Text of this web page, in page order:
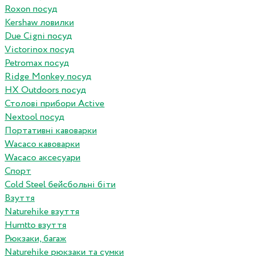
Roxon посуд
Kershaw ловилки
Due Cigni посуд
Victorinox посуд
Petromax посуд
Ridge Monkey посуд
HX Outdoors посуд
Столові прибори Active
Nextool посуд
Портативні кавоварки
Wacaco кавоварки
Wacaco аксесуари
Спорт
Cold Steel бейсбольні біти
Взуття
Naturehike взуття
Humtto взуття
Рюкзаки, багаж
Naturehike рюкзаки та сумки